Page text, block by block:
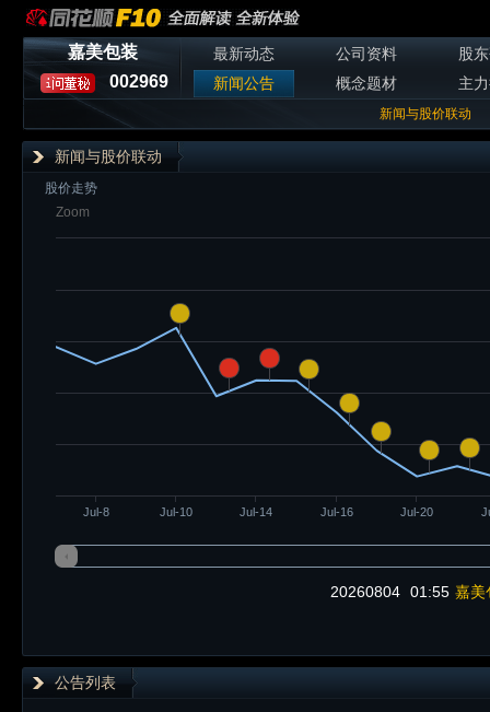
嘉美包装
002969
最新动态 公司资料
股
新闻公告
概念题材 主
新闻与股价联动
新闻与股价联动
股价走势
Zoom
Jul-8 Jul-10 Jul-14 Jul-16 Jul-20
20260804 01:55 嘉美
公告列表